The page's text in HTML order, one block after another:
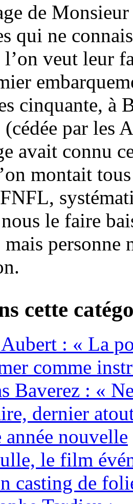
de
qui ne
l’on veut leur
cinquante, à
(cédée par les
avait connu
montait
le faire
mais
cette
: « La
comme
Baverez : «
dernier
année nouvelle
le film
casting de